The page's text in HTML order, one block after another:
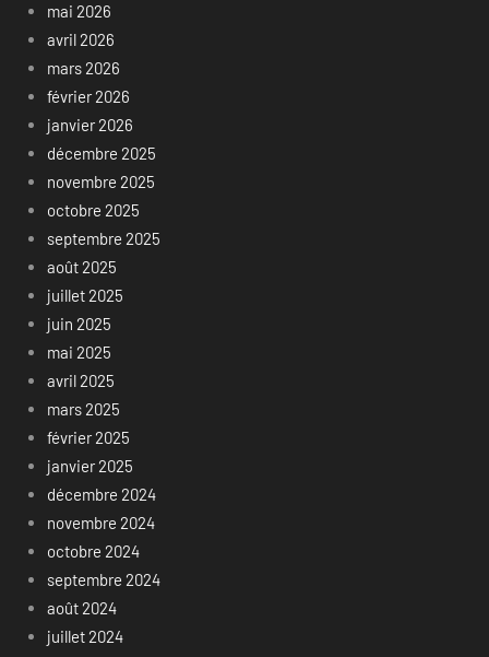
mai 2026
avril 2026
mars 2026
février 2026
janvier 2026
décembre 2025
novembre 2025
octobre 2025
septembre 2025
août 2025
juillet 2025
juin 2025
mai 2025
avril 2025
mars 2025
février 2025
janvier 2025
décembre 2024
novembre 2024
octobre 2024
septembre 2024
août 2024
juillet 2024